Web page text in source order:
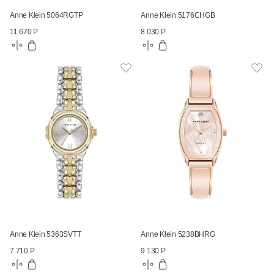
Anne Klein 5064RGTP
11 670 Р
Anne Klein 5176CHGB
8 030 Р
Anne Klein 5363SVTT
7 710 Р
Anne Klein 5238BHRG
9 130 Р